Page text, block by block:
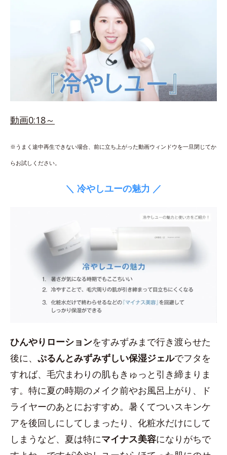
動画0:18～
※うまく途中再生できない場合、前に立ち上がった動画ウィンドウを一旦閉じてか
らお試しください。
＼ 冷やしユーの魅力 ／
ひんやりローションをすみずみまで行き渡らせた
後に、 ぷるんとみずみずしい保湿ジェルでフタを
すれば、毛穴まわりの肌もきゅっと引き締まりま
す。特に夏の時期のメイク前やお風呂上がり、ド
ライヤーのあとにおすすめ。暑くてついスキンケ
アを後回しにしてしまったり、化粧水だけにして
しまうなど、夏は特にマイナス美容になりがちで